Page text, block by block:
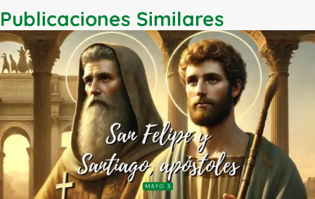
Publicaciones Similares